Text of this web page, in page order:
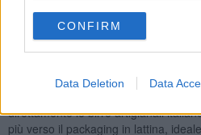
CONFIRM
Data Deletion Data
americano, confezionate spesso in
freschezza del luppolo – potrebbero
per un ulteriore motivo: l’aumento
Trump ha infatti imposto un dazio
direttamente le birre artigianali
più verso il packaging in lattina,